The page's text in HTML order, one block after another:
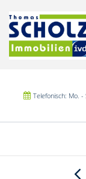
Telefonisch: Mo.